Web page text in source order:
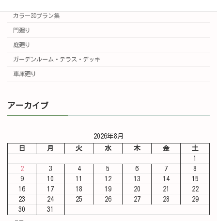
カラー3Dプラン集
門廻り
庭廻り
ガーデンルーム・テラス・デッキ
車庫廻り
アーカイブ
2026年8月
日
月 火 水 木 金
土
1
2
3 4 5 6 7
8
9
10 11 12 13 14
15
16
17 18 19 20 21
22
23
24 25 26 27 28
29
30
31